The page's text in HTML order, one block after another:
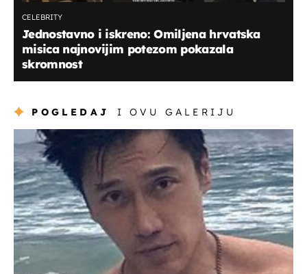
CELEBRITY
Jednostavno i iskreno: Omiljena hrvatska
misica najnovijim potezom pokazala
skromnost
POGLEDAJ I OVU GALERIJU